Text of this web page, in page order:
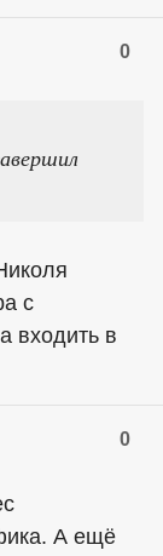
0
с
входить в
0
А ещё